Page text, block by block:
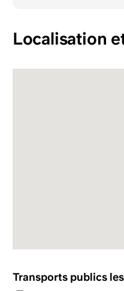
Localisation
Transports publics